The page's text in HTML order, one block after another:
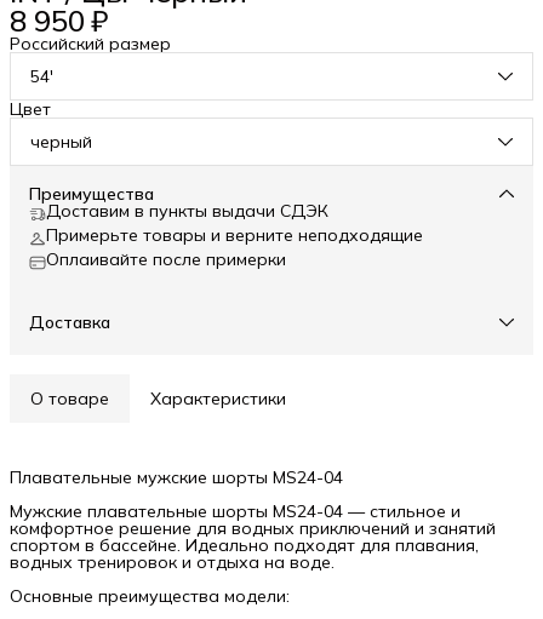
8 950 ₽
Российский размер
54'
Цвет
черный
Преимущества
Доставим в пункты выдачи СДЭК
Примерьте товары и верните неподходящие
Оплаивайте после примерки
Доставка
О товаре Характеристики
Плавательные мужские шорты MS24-04
Мужские плавательные шорты MS24-04 — стильное и
комфортное решение для водных приключений и занятий
спортом в бассейне. Идеально подходят для плавания,
водных тренировок и отдыха на воде.
Основные преимущества модели: